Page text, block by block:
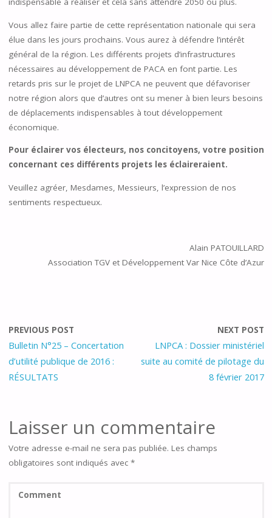
Vous allez faire partie de cette représentation nationale qui sera
élue dans les jours prochains. Vous aurez à défendre l’intérêt
général de la région. Les différents projets d’infrastructures
nécessaires au développement de PACA en font partie. Les
retards pris sur le projet de LNPCA ne peuvent que défavoriser
notre région alors que d’autres ont su mener à bien leurs besoins
de déplacements indispensables à tout développement
économique.
Pour éclairer vos électeurs, nos concitoyens, votre position
concernant ces différents projets les éclaireraient.
Veuillez agréer, Mesdames, Messieurs, l’expression de nos
sentiments respectueux.
Alain PATOUILLARD
Association TGV et Développement Var Nice Côte d’Azur
PREVIOUS POST
Bulletin N°25 – Concertation
d’utilité publique de 2016 :
RÉSULTATS
NEXT POST
LNPCA : Dossier ministériel
suite au comité de pilotage du
8 février 2017
Laisser un commentaire
Votre adresse e-mail ne sera pas publiée. Les champs
obligatoires sont indiqués avec *